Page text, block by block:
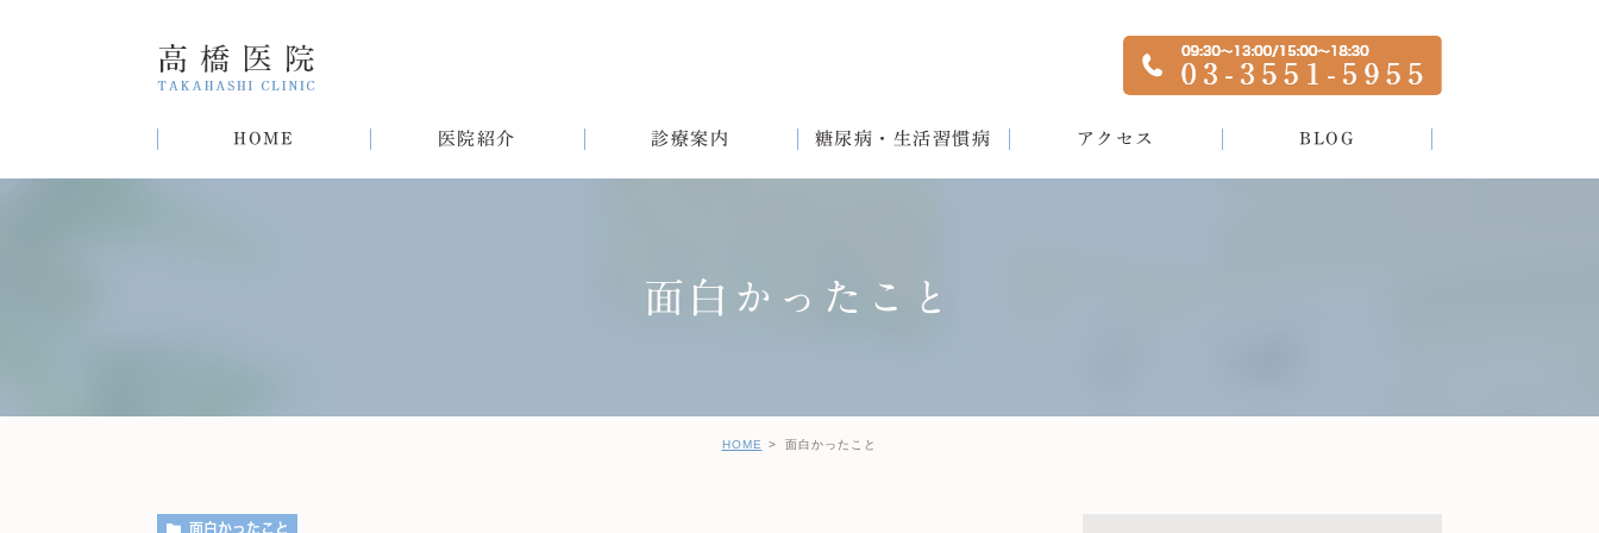
HOME 医院紹介 診療案内 糖尿病・生活習慣病
女性と生活習慣病 健診後の治療について
アクセス BLOG
面白かったこと
HOME 面白かったこと
面白かったこと